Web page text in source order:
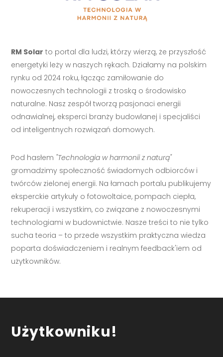
RM Solar to portal dla ludzi, którzy wierzą, że przyszłość
energetyki leży w naszych rękach. Działamy na polskim
rynku od 2024 roku, łącząc zamiłowanie do
nowoczesnych technologii z troską o środowisko
naturalne. Nasz zespół tworzą pasjonaci energii
odnawialnej, eksperci branży budowlanej i specjaliści
od inteligentnych rozwiązań domowych.
Pod hasłem "Technologia w harmonii z naturą"
gromadzimy społeczność świadomych odbiorców i
twórców zielonej energii. Na łamach portalu publikujemy
eksperckie artykuły o fotowoltaice, pompach ciepła,
rekuperacji i wszystkim, co związane z nowoczesnymi
technologiami w budownictwie. Nasze treści to nie tylko
sucha teoria – to przede wszystkim praktyczna wiedza
poparta doświadczeniem i realnym feedback'iem od
użytkowników.
Użytkowniku!